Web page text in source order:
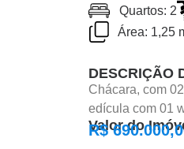
Quartos: 2
Área: 1,25
DESCRIÇÃO
Chácara, com
edícula com 01
Valor do
R$